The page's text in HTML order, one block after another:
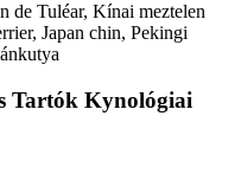
de Tuléar, Kínai meztelen
Japan chin, Pekingi
Tartók Kynológiai